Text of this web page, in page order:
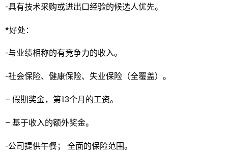
-具有技术采购或进出口经验的候选人优先。
*好处：
-与业绩相称的有竞争力的收入。
-社会保险、健康保险、失业保险（全覆盖）。
– 假期奖金，第13个月的工资。
– 基于收入的额外奖金。
-公司提供午餐； 全面的保险范围。